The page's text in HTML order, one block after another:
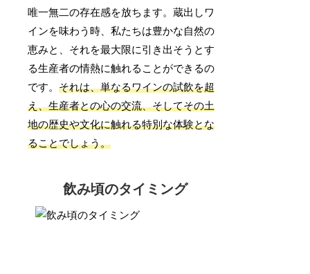
唯一無二の存在感を放ちます。蔵出しワ
インを味わう時、私たちは豊かな自然の
恵みと、それを最大限に引き出そうとす
る生産者の情熱に触れることができるの
です。それは、単なるワインの試飲を超
え、生産者との心の交流、そしてその土
地の歴史や文化に触れる特別な体験とな
ることでしょう。
飲み頃のタイミング